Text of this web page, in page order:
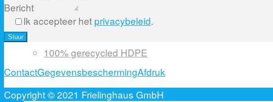
100% gerecycled HDPE
Bericht
Ik accepteer het privacybeleid.
Please
field
empty.
ContactGegevensbeschermingAfdruk
Copyright © 2021 Frielinghaus GmbH